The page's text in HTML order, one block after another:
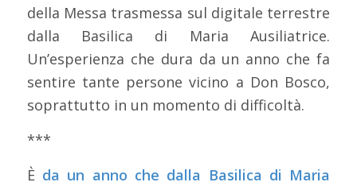
della Messa trasmessa sul digitale terrestre
dalla Basilica di Maria Ausiliatrice.
Un’esperienza che dura da un anno che fa
sentire tante persone vicino a Don Bosco,
soprattutto in un momento di difficoltà.
***
È da un anno che dalla Basilica di Maria